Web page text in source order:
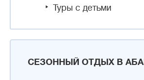
Туры с детьми
СЕЗОННЫЙ ОТДЫХ В